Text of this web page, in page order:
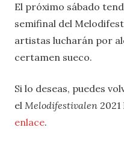
El próximo sábado
semifinal del
artistas lucharán por
certamen sueco.
Si lo deseas, puedes
el Melodifestivalen
enlace.